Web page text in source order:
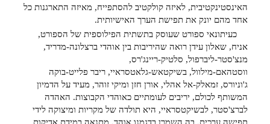
האינסטינקטיבית, לאיזה קולקטיב להסתפייח, מאיזה התארגנות כל
אחד מהם יונק את תפישת הערך האישיותית.
כעיתונאי ספורט שעוסק בתשתית הפילוספית של הספורט,
אניח, שאלון עידן רואה שהיריבות בין אוהדי ברצלונה-מדריד,
מנצ'סטר-ליברפול, סלטיק-ריינג'רס,
ווסטהאם-מילוול, בשיקטאש-גלאטסראיי, ריבר פלייט-בוקה
ג'וניורס, זמאלק-אל אהלי, אורן חזן ומיקי זוהר, מעיד על הדמיון
המשותף לכולם, יריבים לעומתיים כאוהדי הקבוצות. האהדה
לברצ'סטר, לבשיקטסראיי, היא תולדה של מקריות ומיצוקה לידי
תפישה ערכית, בה השמרן בדגמנו אוהד, מתנאה במידת אדיקות